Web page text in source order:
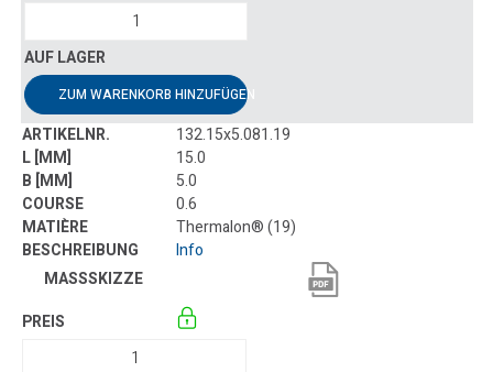
ZUM WARENKORB HINZUFÜGEN
132.15x5.081.19
15.0
5.0
0.6
Thermalon® (19)
Info